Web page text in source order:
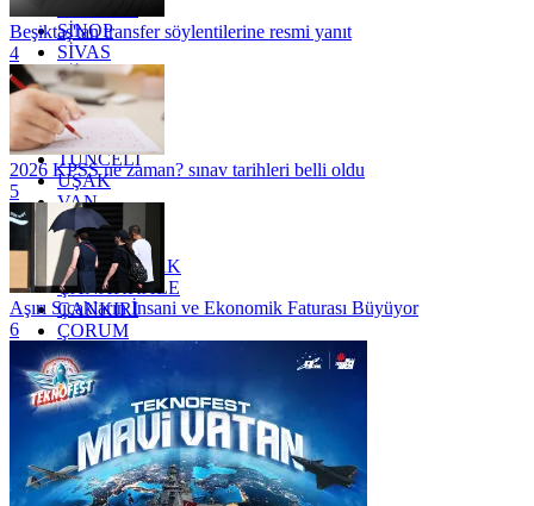
SİNOP
SİVAS
SİİRT
TEKİRDAĞ
TOKAT
TRABZON
TUNCELİ
UŞAK
VAN
YALOVA
YOZGAT
ZONGULDAK
ÇANAKKALE
ÇANKIRI
ÇORUM
İSTANBUL
İZMİR
ŞANLIURFA
ŞIRNAK
Beşiktaş'tan transfer söylentilerine resmi yanıt
4
2026 KPSS ne zaman? sınav tarihleri belli oldu
5
Aşırı Sıcakların İnsani ve Ekonomik Faturası Büyüyor
6